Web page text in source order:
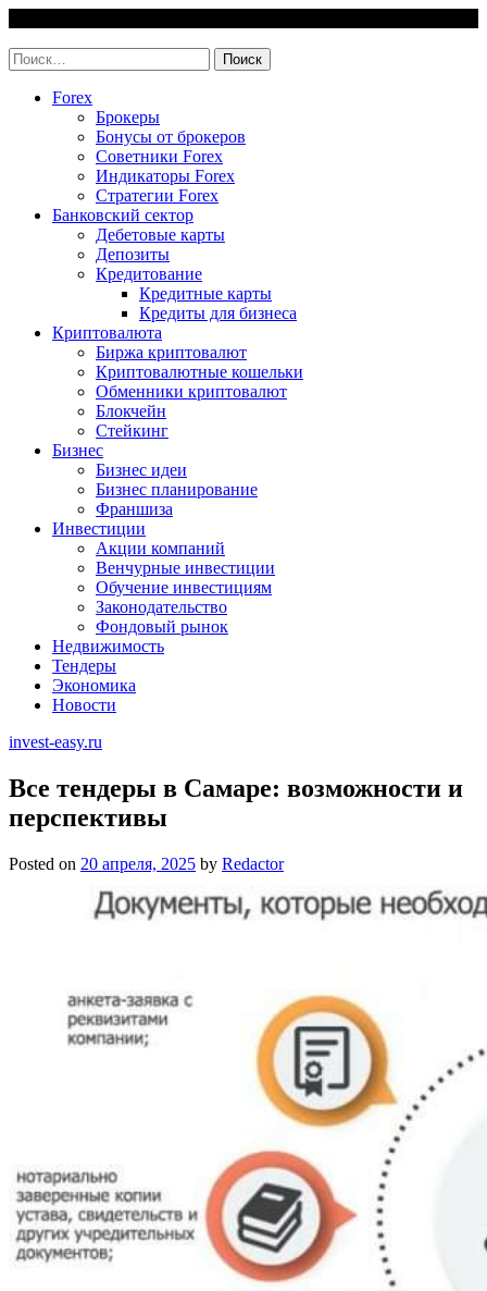
content
Найти:
Forex
Брокеры
Бонусы от брокеров
Советники Forex
Индикаторы Forex
Стратегии Forex
Банковский сектор
Дебетовые карты
Депозиты
Кредитование
Кредитные карты
Кредиты для бизнеса
Криптовалюта
Биржа криптовалют
Криптовалютные кошельки
Обменники криптовалют
Блокчейн
Стейкинг
Бизнес
Бизнес идеи
Бизнес планирование
Франшиза
Инвестиции
Акции компаний
Венчурные инвестиции
Обучение инвестициям
Законодательство
Фондовый рынок
Недвижимость
Тендеры
Экономика
Новости
invest-easy.ru
Все тендеры в Самаре: возможности и
перспективы
Posted on 20 апреля, 2025 by Redactor